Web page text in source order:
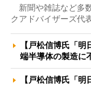
新聞や雑誌など多
クアドバイザーズ代
【戸松信博氏「
端半導体の製造に
【戸松信博氏「